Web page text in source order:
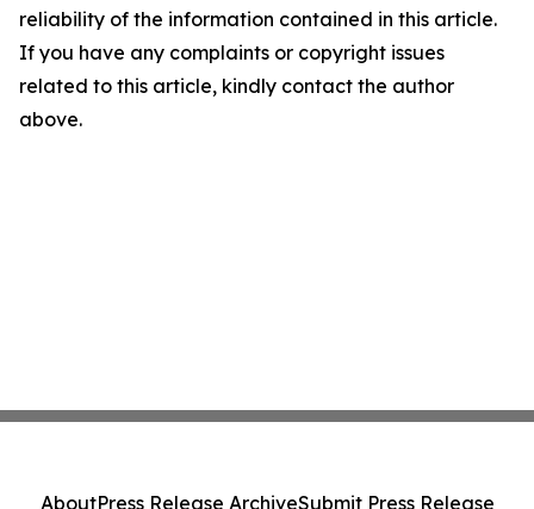
reliability of the information contained in this article.
If you have any complaints or copyright issues
related to this article, kindly contact the author
above.
AboutPress Release ArchiveSubmit Press Release